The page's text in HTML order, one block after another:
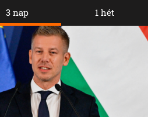
3 nap 1 hét